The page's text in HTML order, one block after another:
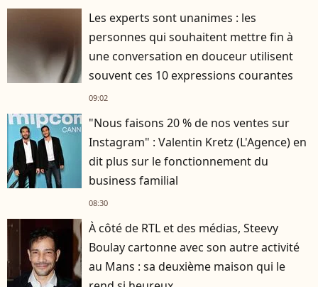
Les experts sont unanimes : les
personnes qui souhaitent mettre fin à
une conversation en douceur utilisent
souvent ces 10 expressions courantes
09:02
"Nous faisons 20 % de nos ventes sur
Instagram" : Valentin Kretz (L'Agence) en
dit plus sur le fonctionnement du
business familial
08:30
À côté de RTL et des médias, Steevy
Boulay cartonne avec son autre activité
au Mans : sa deuxième maison qui le